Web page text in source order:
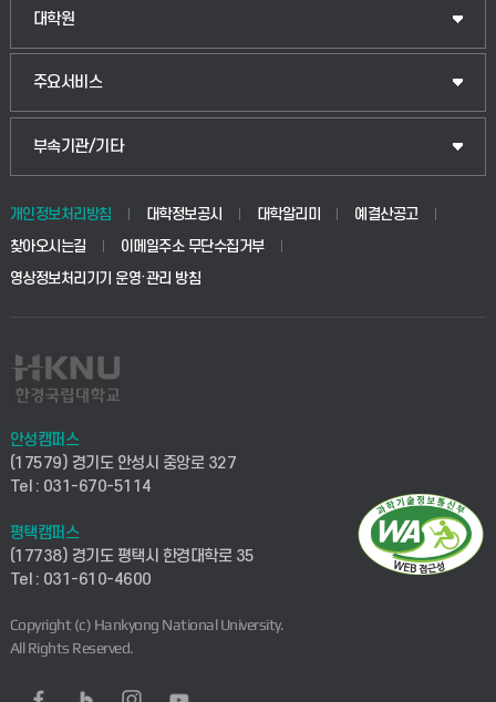
대학원
주요서비스
부속기관/기타
개인정보처리방침 대학정보공시 대학알리미
예결산공고
찾아오시는길
이메일주소 무단수집거부
영상정보처리기기 운영·관리 방침
안성캠퍼스
(17579) 경기도 안성시 중앙로 327
Tel : 031-670-5114
평택캠퍼스
(17738) 경기도 평택시 한경대학로 35
Tel : 031-610-4600
Copyright (c) Hankyong National University.
All Rights Reserved.